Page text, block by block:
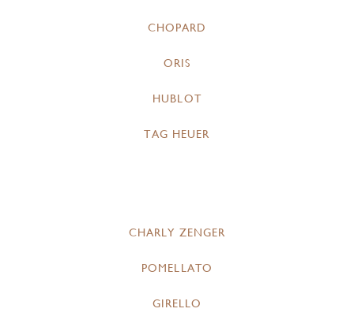
CHOPARD
ORIS
HUBLOT
TAG HEUER
CHARLY ZENGER
POMELLATO
GIRELLO